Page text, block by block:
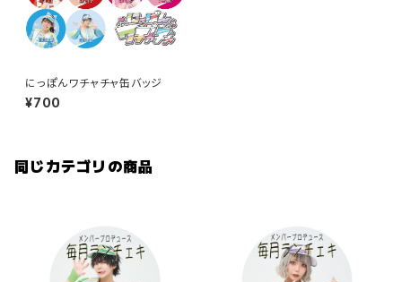
にっぽんワチャチャ缶バッジ
¥700
同じカテゴリの商品